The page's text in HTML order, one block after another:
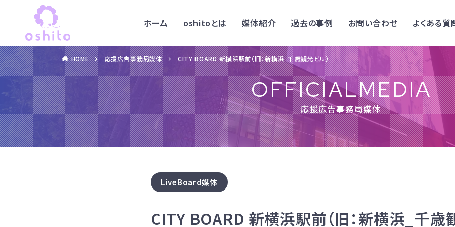
ホーム oshitoとは 媒体紹介 過去の事例 お問い合わせ よくある質
HOME 応援広告事務局媒体 CITY BOARD 新横浜駅前（旧：新横浜_千歳観光ビル）
OFFICIALMEDIA
応援広告事務局媒体
LiveBoard媒体
CITY BOARD 新横浜駅前（旧：新横浜_千歳